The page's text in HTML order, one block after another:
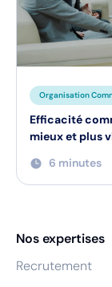
Organisation
Efficacité
mieux et plus
6 minutes
Nos expertises
Recrutement